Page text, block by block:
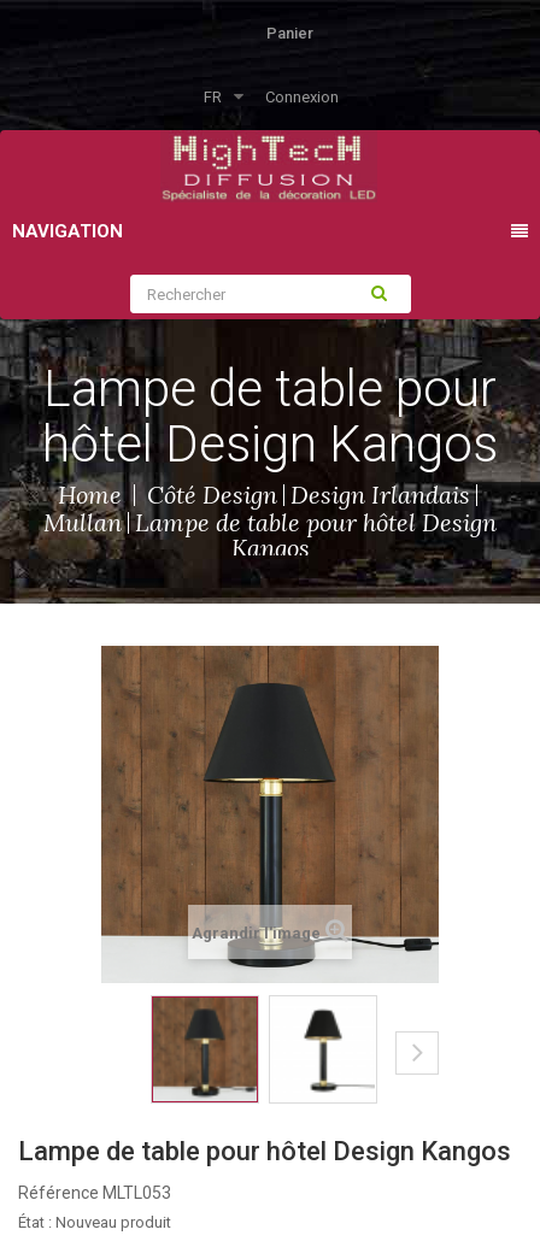
Panier
FR Connexion
NAVIGATION
Lampe de table pour
hôtel Design Kangos
Home Côté Design Design Irlandais
Mullan Lampe de table pour hôtel Design
Kangos
Agrandir l'image
Lampe de table pour hôtel Design Kangos
Référence MLTL053
État : Nouveau produit